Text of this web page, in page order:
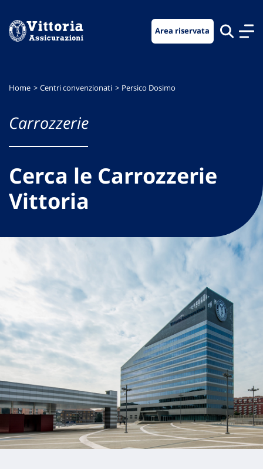
menu
contenuto
footer
Area riservata
Home Centri convenzionati Persico Dosimo
Carrozzerie
Cerca le Carrozzerie
Vittoria